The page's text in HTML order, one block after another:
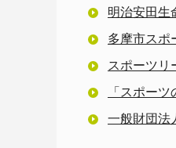
明治安田生
多摩市スポ
スポーツリ
「スポー
一般財団法